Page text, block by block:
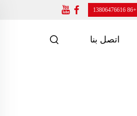
+86 13806476616
اتصل بنا